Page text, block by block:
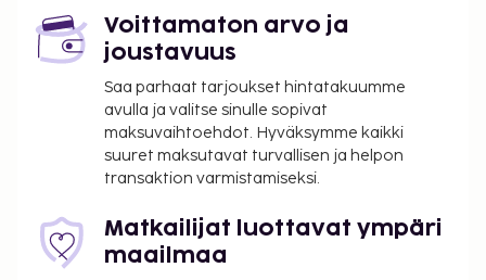
Käytössäsi on ympäri vuorokauden auki oleva
vastaanotto, matkatavarasäilytys ja
pyykinpesutilat. Palveluihin kuuluu maksullinen
omatoiminen pysäköinti. Käytössäsi on terassi sekä
ilmainen langaton internetyhteys ja
kiertoajelu-/lippupalvelu. Lisämaksullinen
mannermainen aamiainen tarjoillaan arkipäivisin
klo 7.00–10.00 ja viikonloppuisin klo 7.30–10.30.
LOCALIZE
Voittamaton arvo ja
joustavuus
Saa parhaat tarjoukset hintatakuumme
avulla ja valitse sinulle sopivat
maksuvaihtoehdot. Hyväksymme kaikki
suuret maksutavat turvallisen ja helpon
transaktion varmistamiseksi.
Matkailijat luottavat ympäri
maailmaa